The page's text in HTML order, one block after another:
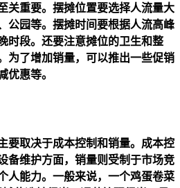
关重要。摆摊位置要选择人流量大
公园等。摆摊时间要根据人流高峰
时段。还要注意摊位的卫生和整
为了增加销量，可以推出一些促销
优惠等。
要取决于成本控制和销量。成本控
备维护方面，销量则受制于市场竞
人能力。一般来说，一个鸡蛋卷菜